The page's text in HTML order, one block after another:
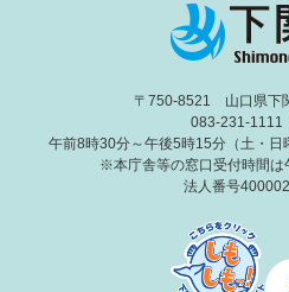
〒750-8521 山口県下
083-231-1111
午前8時30分～午後5時15分（土・日
※本庁舎等の窓口受付時間は
法人番号